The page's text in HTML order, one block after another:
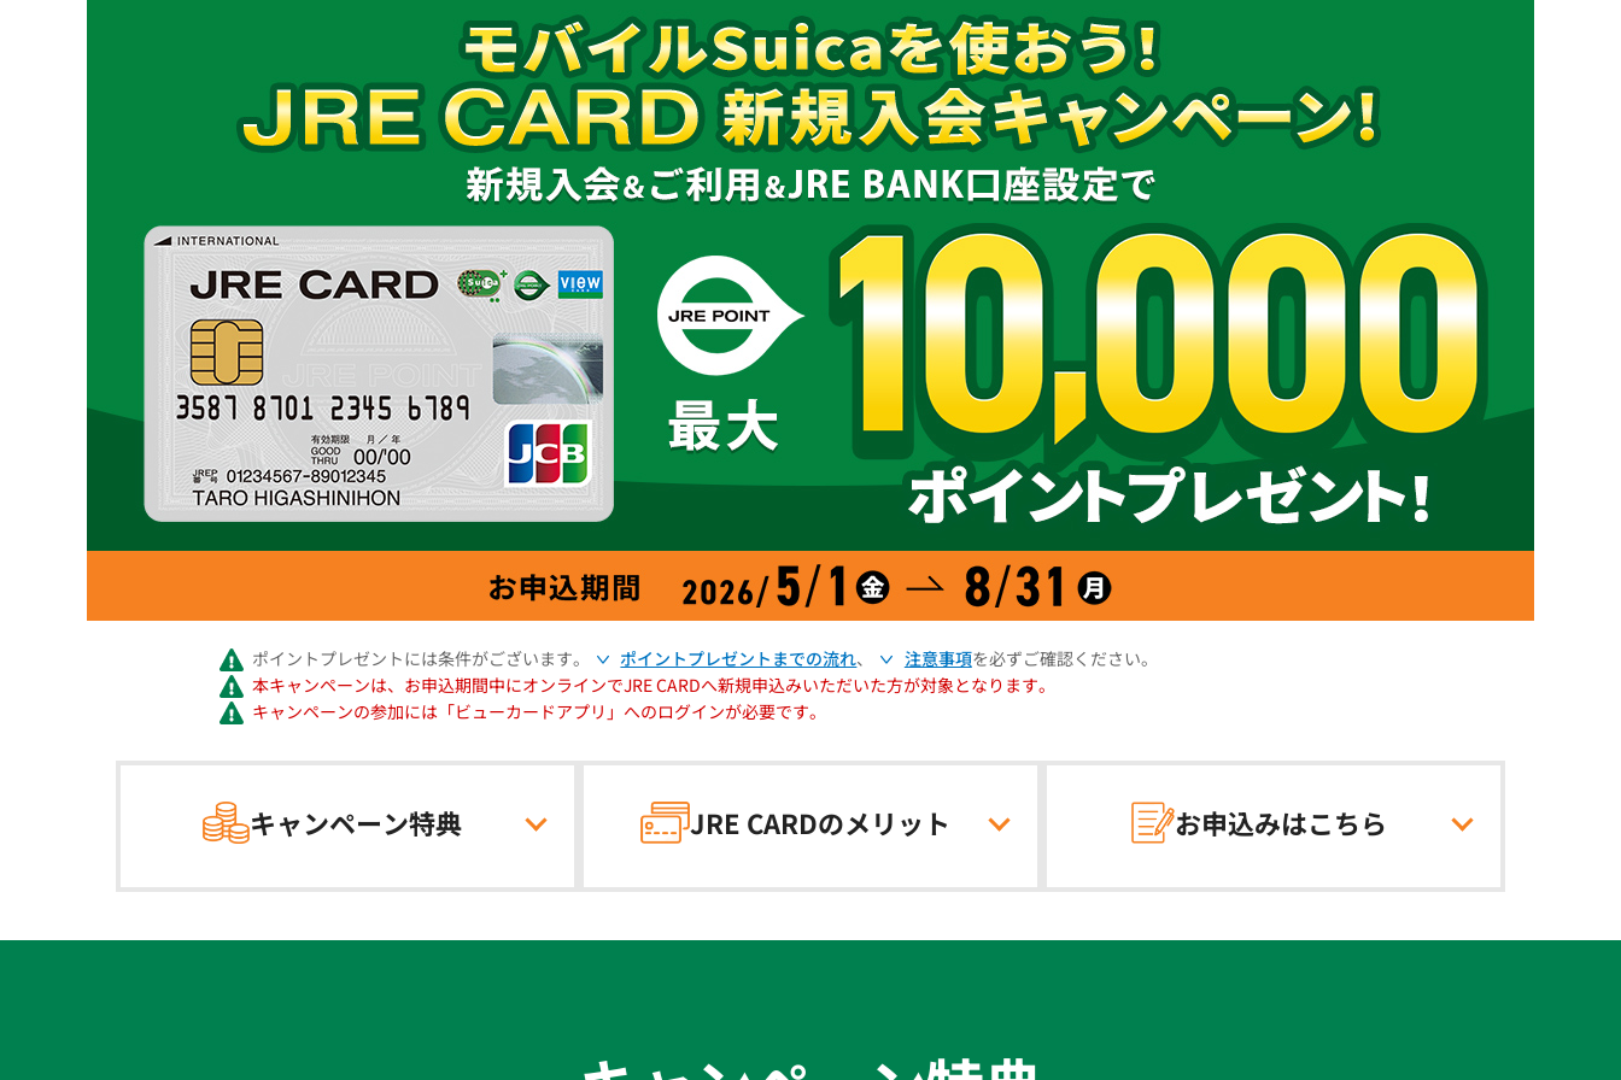
ポイントプレゼントには条件がございます。 ポイントプレゼントまでの流れ、 注意事項を必ずご確認ください。
本キャンペーンは、お申込期間中にオンラインでJRE CARDへ新規申込みいただいた方が対象となります。
キャンペーンの参加には「ビューカードアプリ」へのログインが必要です。
キャンペーン特典 JRE CARDのメリット お申込みはこちら